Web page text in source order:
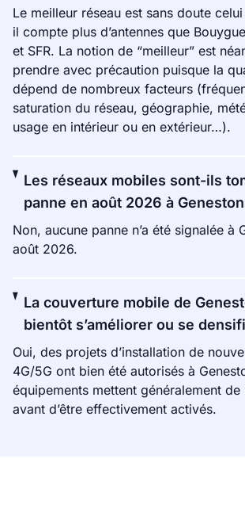
Le meilleur réseau est sans doute
il compte plus d’antennes que
et SFR. La notion de “meilleur” est
prendre avec précaution puisque la
dépend de nombreux facteurs
saturation du réseau, géographie,
usage en intérieur ou en extérieur…).
Les réseaux mobiles sont-ils
panne en août 2026 à
Non, aucune panne n’a été signalée à
août 2026.
La couverture mobile de
bientôt s’améliorer ou se
Oui, des projets d’installation de
4G/5G ont bien été autorisés à
équipements mettent généralement
avant d’être effectivement activés.